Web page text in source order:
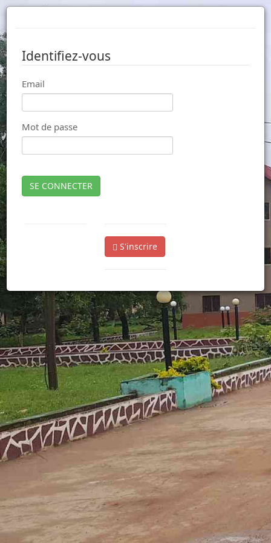
Identifiez-vous
Email
Mot de passe
SE CONNECTER
S'inscrire